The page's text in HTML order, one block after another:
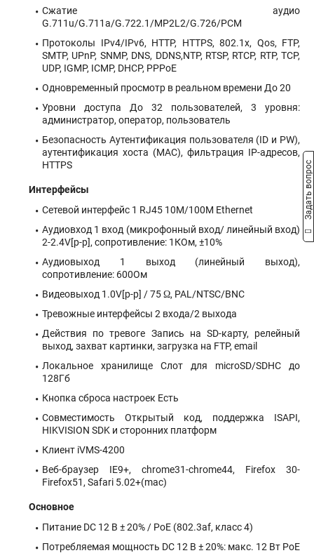
Сжатие аудио
G.711u/G.711a/G.722.1/MP2L2/G.726/PCM
Протоколы IPv4/IPv6, HTTP, HTTPS, 802.1x, Qos, FTP,
SMTP, UPnP, SNMP, DNS, DDNS,NTP, RTSP, RTCP, RTP, TCP,
UDP, IGMP, ICMP, DHCP, PPPoE
Одновременный просмотр в реальном времени До 20
Уровни доступа До 32 пользователей, 3 уровня:
администратор, оператор, пользователь
Безопасность Аутентификация пользователя (ID и PW),
аутентификация хоста (MAC), фильтрация IP-адресов,
HTTPS
Интерфейсы
Сетевой интерфейс 1 RJ45 10M/100M Ethernet
Аудиовход 1 вход (микрофонный вход/ линейный вход)
2-2.4V[p-p], сопротивление: 1КОм, ±10%
Аудиовыход 1 выход (линейный выход),
сопротивление: 600Ом
Видеовыход 1.0V[p-p] / 75 Ω, PAL/NTSC/BNC
Тревожные интерфейсы 2 входа/2 выхода
Действия по тревоге Запись на SD-карту, релейный
выход, захват картинки, загрузка на FTP, email
Локальное хранилище Слот для microSD/SDHC до
128Гб
Кнопка сброса настроек Есть
Совместимость Открытый код, поддержка ISAPI,
HIKVISION SDK и сторонних платформ
Клиент iVMS-4200
Веб-браузер IE9+, chrome31-chrome44, Firefox 30-
Firefox51, Safari 5.02+(mac)
Основное
Питание DC 12 В ± 20% / PoE (802.3af, класс 4)
Потребляемая мощность DC 12 В ± 20%: макс. 12 Вт PoE
Задать вопрос